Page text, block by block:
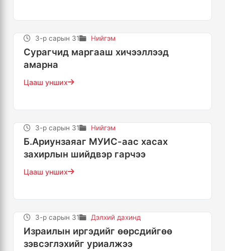
3-р сарын 31 Нийгэм
Сурагчид маргааш хичээллээд
амарна
Цааш унших
3-р сарын 31 Нийгэм
Б.Ариунзаяаг МУИС-аас хасах
захирлын шийдвэр гарчээ
Цааш унших
3-р сарын 31 Дэлхий дахинд
Израилын иргэдийг өөрсдийгөө
зэвсэглэхийг уриалжээ